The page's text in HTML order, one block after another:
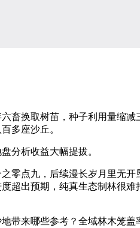
换取树苗，种子利用量缩减
多座沙丘。
分析收益大幅提拔。
点九，后续漫长岁月里无开
超出预期，纯真生态制林很
来哪些参考？全域林木笼盖